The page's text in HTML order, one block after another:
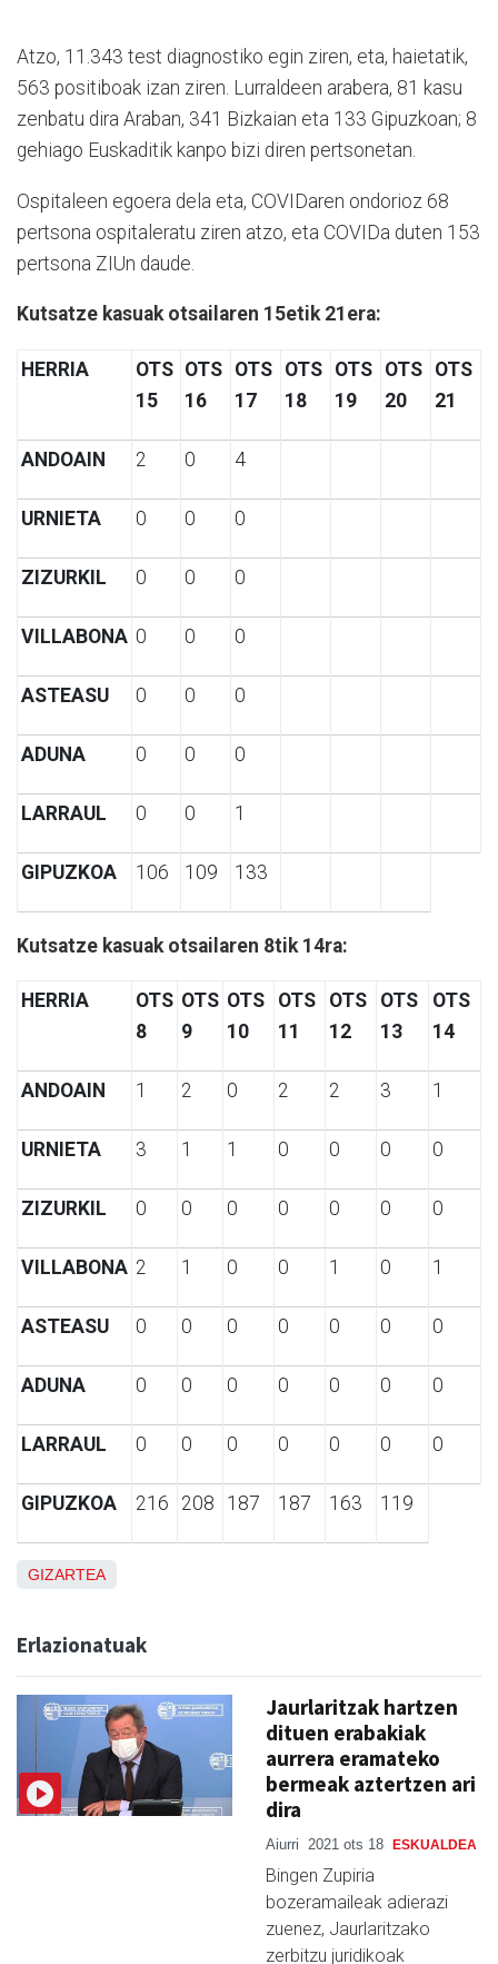
Atzo, 11.343 test diagnostiko egin ziren, eta, haietatik,
563 positiboak izan ziren. Lurraldeen arabera, 81 kasu
zenbatu dira Araban, 341 Bizkaian eta 133 Gipuzkoan; 8
gehiago Euskaditik kanpo bizi diren pertsonetan.
Ospitaleen egoera dela eta, COVIDaren ondorioz 68
pertsona ospitaleratu ziren atzo, eta COVIDa duten 153
pertsona ZIUn daude.
Kutsatze kasuak otsailaren 15etik 21era:
HERRIA
OTS
15
OTS
16
OTS
17
OTS
18
OTS
19
OTS
20
OTS
21
ANDOAIN 2 0 4
URNIETA 0 0 0
ZIZURKIL 0 0 0
VILLABONA 0 0 0
ASTEASU 0 0 0
ADUNA 0 0 0
LARRAUL 0 0 1
GIPUZKOA 106 109 133
Kutsatze kasuak otsailaren 8tik 14ra:
HERRIA
OTS
8
OTS
9
OTS
10
OTS
11
OTS
12
OTS
13
OTS
14
ANDOAIN 1 2 0 2 2 3 1
URNIETA 3 1 1 0 0 0 0
ZIZURKIL 0 0 0 0 0 0 0
VILLABONA 2 1 0 0 1 0 1
ASTEASU 0 0 0 0 0 0 0
ADUNA 0 0 0 0 0 0 0
LARRAUL 0 0 0 0 0 0 0
GIPUZKOA 216 208 187 187 163 119
GIZARTEA
Erlazionatuak
Jaurlaritzak hartzen
dituen erabakiak
aurrera eramateko
bermeak aztertzen ari
dira
Aiurri 2021 ots 18 ESKUALDEA
Bingen Zupiria
bozeramaileak adierazi
zuenez, Jaurlaritzako
zerbitzu juridikoak